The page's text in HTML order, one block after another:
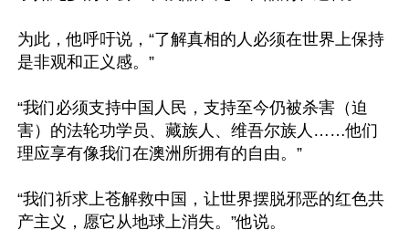
为此，他呼吁说，“了解真相的人必须在世界上保持
是非观和正义感。”
“我们必须支持中国人民，支持至今仍被杀害（迫
害）的法轮功学员、藏族人、维吾尔族人……他们
理应享有像我们在澳洲所拥有的自由。”
“我们祈求上苍解救中国，让世界摆脱邪恶的红色共
产主义，愿它从地球上消失。”他说。